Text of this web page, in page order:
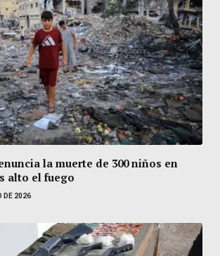
la muerte de 300 niños en
alto el fuego
DE 2026